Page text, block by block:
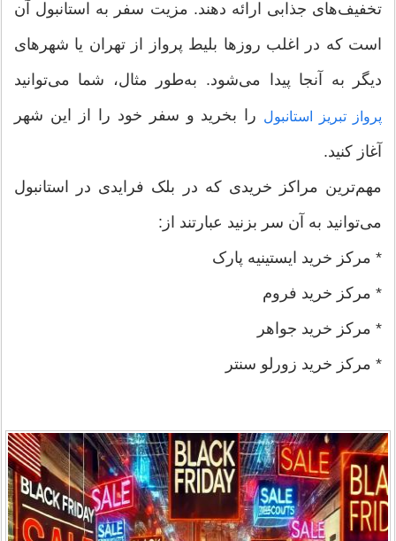
تخفیف‌های جذابی ارائه دهند. مزیت سفر به استانبول آن
است که در اغلب روزها بلیط پرواز از تهران یا شهرهای
دیگر به‌ آنجا پیدا می‌شود. به‌طور مثال، شما می‌توانید
پرواز تبریز استانبول را بخرید و سفر خود را از این شهر
آغاز کنید.
مهم‌ترین مراکز خریدی که در بلک فرایدی در استانبول
می‌توانید به آن سر بزنید عبارتند از:
* مرکز خرید ایستینیه پارک
* مرکز خرید فروم
* مرکز خرید جواهر
* مرکز خرید زورلو سنتر